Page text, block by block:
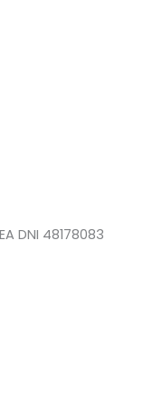
DNI 48178083